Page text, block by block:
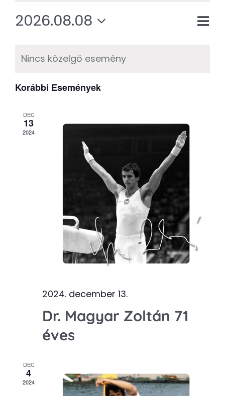
2026.08.08
kiválasztása.
naptár
Nincs közelgő esemény
Korábbi Események
DEC
13
2024
2024. december 13.
Dr. Magyar Zoltán 71
éves
DEC
4
2024